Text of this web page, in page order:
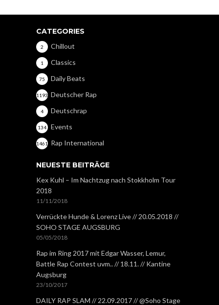
CATEGORIES
Chillout
2
Classics
1
Daily Beats
75
Deutscher Rap
1193
Deutschrap
4
Events
134
Rap International
1461
NEUESTE BEITRÄGE
Kex Kuhl – Im Nachtzug nach Stokkholm Tour
2018
11/11/2018
Verrückte Hunde & Lorenz Live // 20.05.2018 //
SOHO STAGE AUGSBURG
05/05/2018
Rap im Ring 2017 mit Edgar Wasser, Lemur,
Battle Rap Contest uvm.. // 18.11. // Kantine
Augsburg
23/10/2017
DAILY RAP SLAM // 22.09.2017 // @Soho Stage